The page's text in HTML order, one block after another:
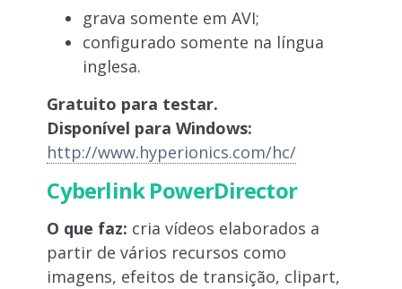
grava somente em AVI;
configurado somente na língua
inglesa.
Gratuito para testar.
Disponível para Windows:
http://www.hyperionics.com/hc/
Cyberlink PowerDirector
O que faz: cria vídeos elaborados a
partir de vários recursos como
imagens, efeitos de transição, clipart,